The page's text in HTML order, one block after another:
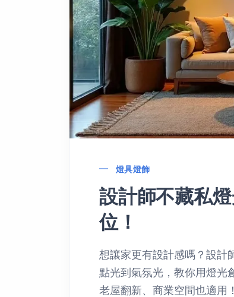
燈具燈飾
設計師不藏私
位！
想讓家更有設計感嗎？設計
點光到氣氛光，教你用燈光
老屋翻新、商業空間也適用！